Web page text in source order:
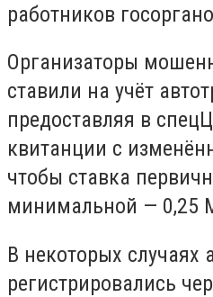
работников
Организаторы
ставили на учёт
предоставляя в
квитанции с
чтобы ставка
минимальной — 0,25
В некоторых случаях
регистрировались